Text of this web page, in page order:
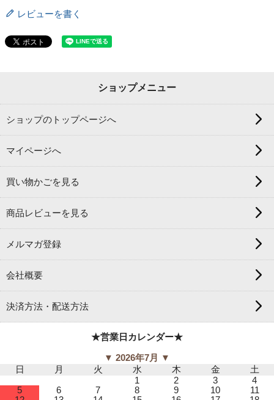
レビューを書く
ショップメニュー
ショップのトップページへ
マイページへ
買い物かごを見る
商品レビューを見る
メルマガ登録
会社概要
決済方法・配送方法
★営業日カレンダー★
▼ 2026年7月 ▼
日
月 火 水 木 金
土
1
2 3
4
5
6 7 8 9 10
11